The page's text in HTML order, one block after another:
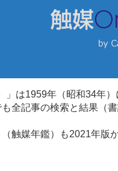
」は1959年（昭和34年
全記事の検索と結果（
触媒年鑑）も2021年